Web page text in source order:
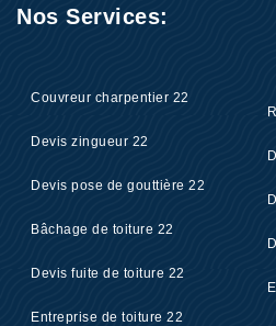
Nos Services:
Couvreur charpentier 22
Devis zingueur 22
Devis pose de gouttière 22
Bâchage de toiture 22
Devis fuite de toiture 22
Entreprise de toiture 22